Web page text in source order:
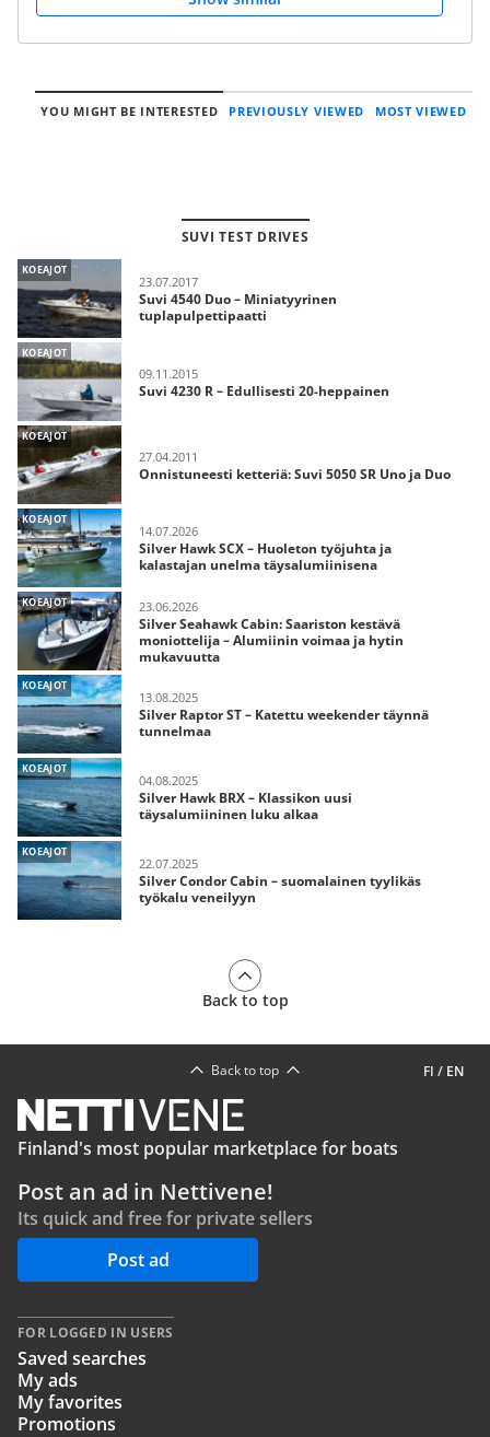
YOU MIGHT BE INTERESTED PREVIOUSLY VIEWED MOST VIEWED
SUVI TEST DRIVES
KOEAJOT
23.07.2017
Suvi 4540 Duo – Miniatyyrinen
tuplapulpettipaatti
KOEAJOT
09.11.2015
Suvi 4230 R – Edullisesti 20-heppainen
KOEAJOT
27.04.2011
Onnistuneesti ketteriä: Suvi 5050 SR Uno ja Duo
KOEAJOT
14.07.2026
Silver Hawk SCX – Huoleton työjuhta ja
kalastajan unelma täysalumiinisena
KOEAJOT 23.06.2026
Silver Seahawk Cabin: Saariston kestävä
moniottelija – Alumiinin voimaa ja hytin
mukavuutta
KOEAJOT
13.08.2025
Silver Raptor ST – Katettu weekender täynnä
tunnelmaa
KOEAJOT
04.08.2025
Silver Hawk BRX – Klassikon uusi
täysalumiininen luku alkaa
KOEAJOT
22.07.2025
Silver Condor Cabin – suomalainen tyylikäs
työkalu veneilyyn
Back to top
FI / EN
Back to top
Finland's most popular marketplace for boats
Post an ad in Nettivene!
Its quick and free for private sellers
Post ad
FOR LOGGED IN USERS
Saved searches
My ads
My favorites
Promotions